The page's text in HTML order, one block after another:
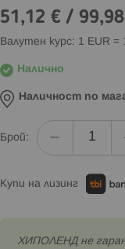
51,12 €/
Валутен курс: 1 EUR =
Налично
Наличност по
Брой:
Купи на лизинг
XИПОЛЕНД не